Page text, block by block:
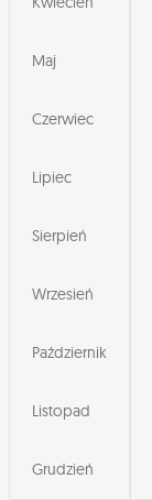
Maj
Czerwiec
Lipiec
Sierpień
Wrzesień
Październik
Listopad
Grudzień